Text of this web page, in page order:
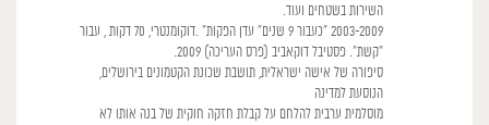
השירות בשטחים ועוד.
2003-2009 "כעבור 9 שנים" עדן הפקות" .דוקומנטרי, 70 דקות , עבור
"קשת". פסטיבל דוקאביב (פרס העריכה) 2009.
סיפורה של אישה ישראלית, תושבת שכונת הקטמונים בירושלים,
הנוסעת למדינה
מוסלמית ערבית להלחם על קבלת חזקה חוקית של בנה אותו לא